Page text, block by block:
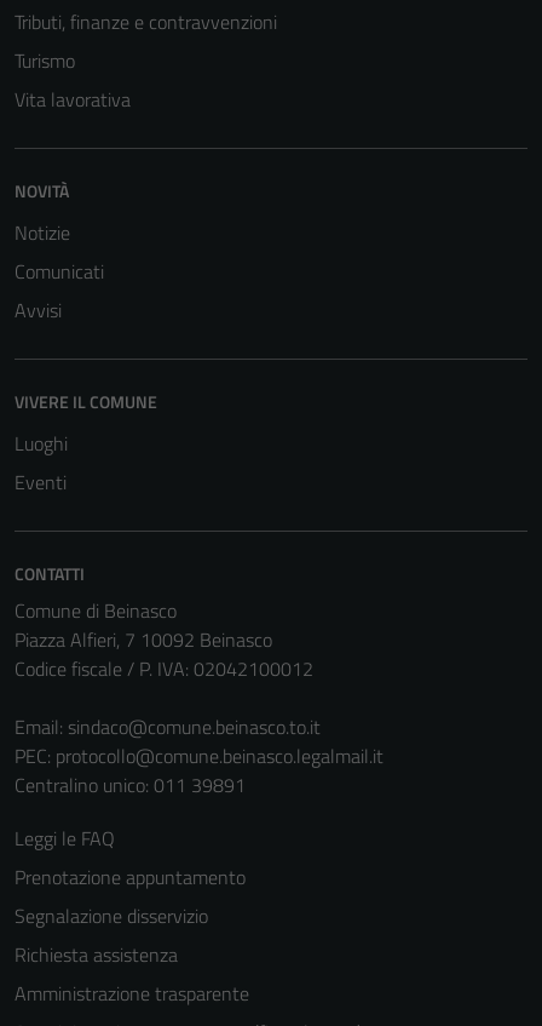
Tributi, finanze e contravvenzioni
Turismo
Vita lavorativa
NOVITÀ
Notizie
Comunicati
Avvisi
VIVERE IL COMUNE
Luoghi
Eventi
CONTATTI
Comune di Beinasco
Piazza Alfieri, 7 10092 Beinasco
Codice fiscale / P. IVA: 02042100012
Email: sindaco@comune.beinasco.to.it
PEC: protocollo@comune.beinasco.legalmail.it
Centralino unico: 011 39891
Leggi le FAQ
Prenotazione appuntamento
Segnalazione disservizio
Richiesta assistenza
Amministrazione trasparente